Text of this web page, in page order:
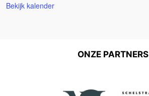
Bekijk kalender
ONZE PARTNERS